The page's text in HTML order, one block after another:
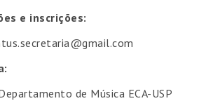
e inscrições:
de Música ECA-USP